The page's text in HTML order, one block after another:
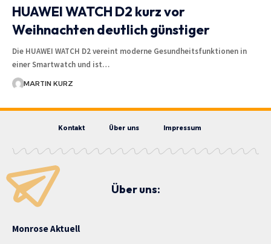
HUAWEI WATCH D2 kurz vor
Weihnachten deutlich günstiger
Die HUAWEI WATCH D2 vereint moderne Gesundheitsfunktionen in
einer Smartwatch und ist…
MARTIN KURZ
Kontakt Über uns Impressum
Über uns:
Monrose Aktuell